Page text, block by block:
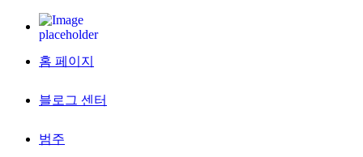
홈 페이지
블로그 센터
범주